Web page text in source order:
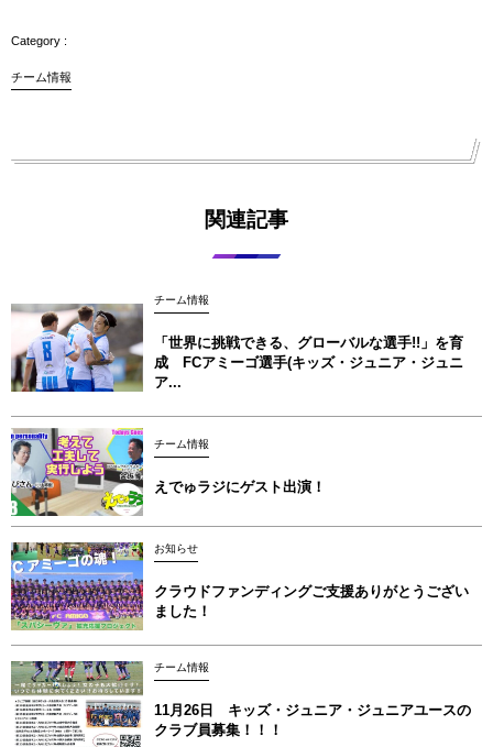
チーム情報
関連記事
チーム情報
「世界に挑戦できる、グローバルな選手!!」を育
成 FCアミーゴ選手(キッズ・ジュニア・ジュニ
ア...
チーム情報
えでゅラジにゲスト出演！
お知らせ
クラウドファンディングご支援ありがとうござい
ました！
チーム情報
11月26日 キッズ・ジュニア・ジュニアユースの
クラブ員募集！！！